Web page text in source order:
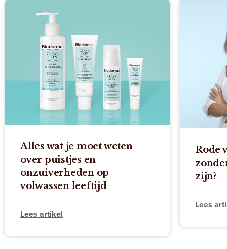
Alles wat je moet weten
over puistjes en
onzuiverheden op
volwassen leeftijd
Lees artikel
Rode
zijn?
Lees